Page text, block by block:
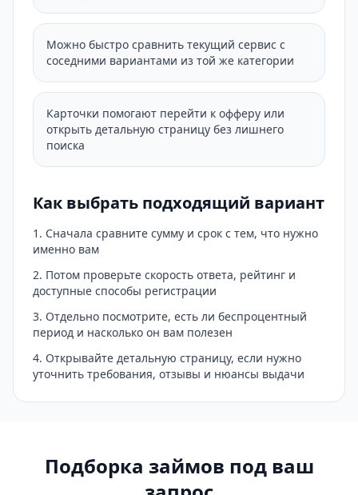
Можно быстро сравнить текущий сервис с
соседними вариантами из той же категории
Карточки помогают перейти к офферу или
открыть детальную страницу без лишнего
поиска
Как выбрать подходящий вариант
Сначала сравните сумму и срок с тем, что нужно
именно вам
Потом проверьте скорость ответа, рейтинг и
доступные способы регистрации
Отдельно посмотрите, есть ли беспроцентный
период и насколько он вам полезен
Открывайте детальную страницу, если нужно
уточнить требования, отзывы и нюансы выдачи
Подборка займов под ваш